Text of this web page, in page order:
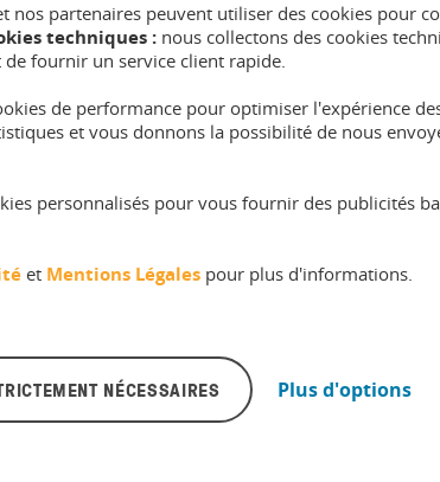
nos partenaires peuvent utiliser des cookies pour
techniques : nous collectons des cookies
fournir un service client rapide.
de performance pour optimiser l'expérience
et vous donnons la possibilité de nous
personnalisés pour vous fournir des publicités
et Mentions Légales pour plus d'informations.
NÉCESSAIRES Plus d'options